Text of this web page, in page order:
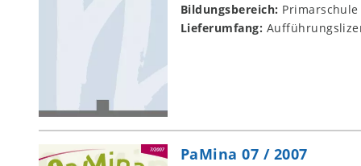
Bildungsbereich: Primarschule
Lieferumfang:
PaMina 07 / 2007